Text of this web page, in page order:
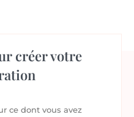
créer votre
ce dont vous avez